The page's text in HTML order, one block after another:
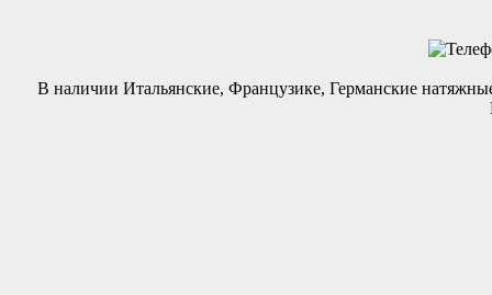
В наличии Итальянские, Французике, Германские